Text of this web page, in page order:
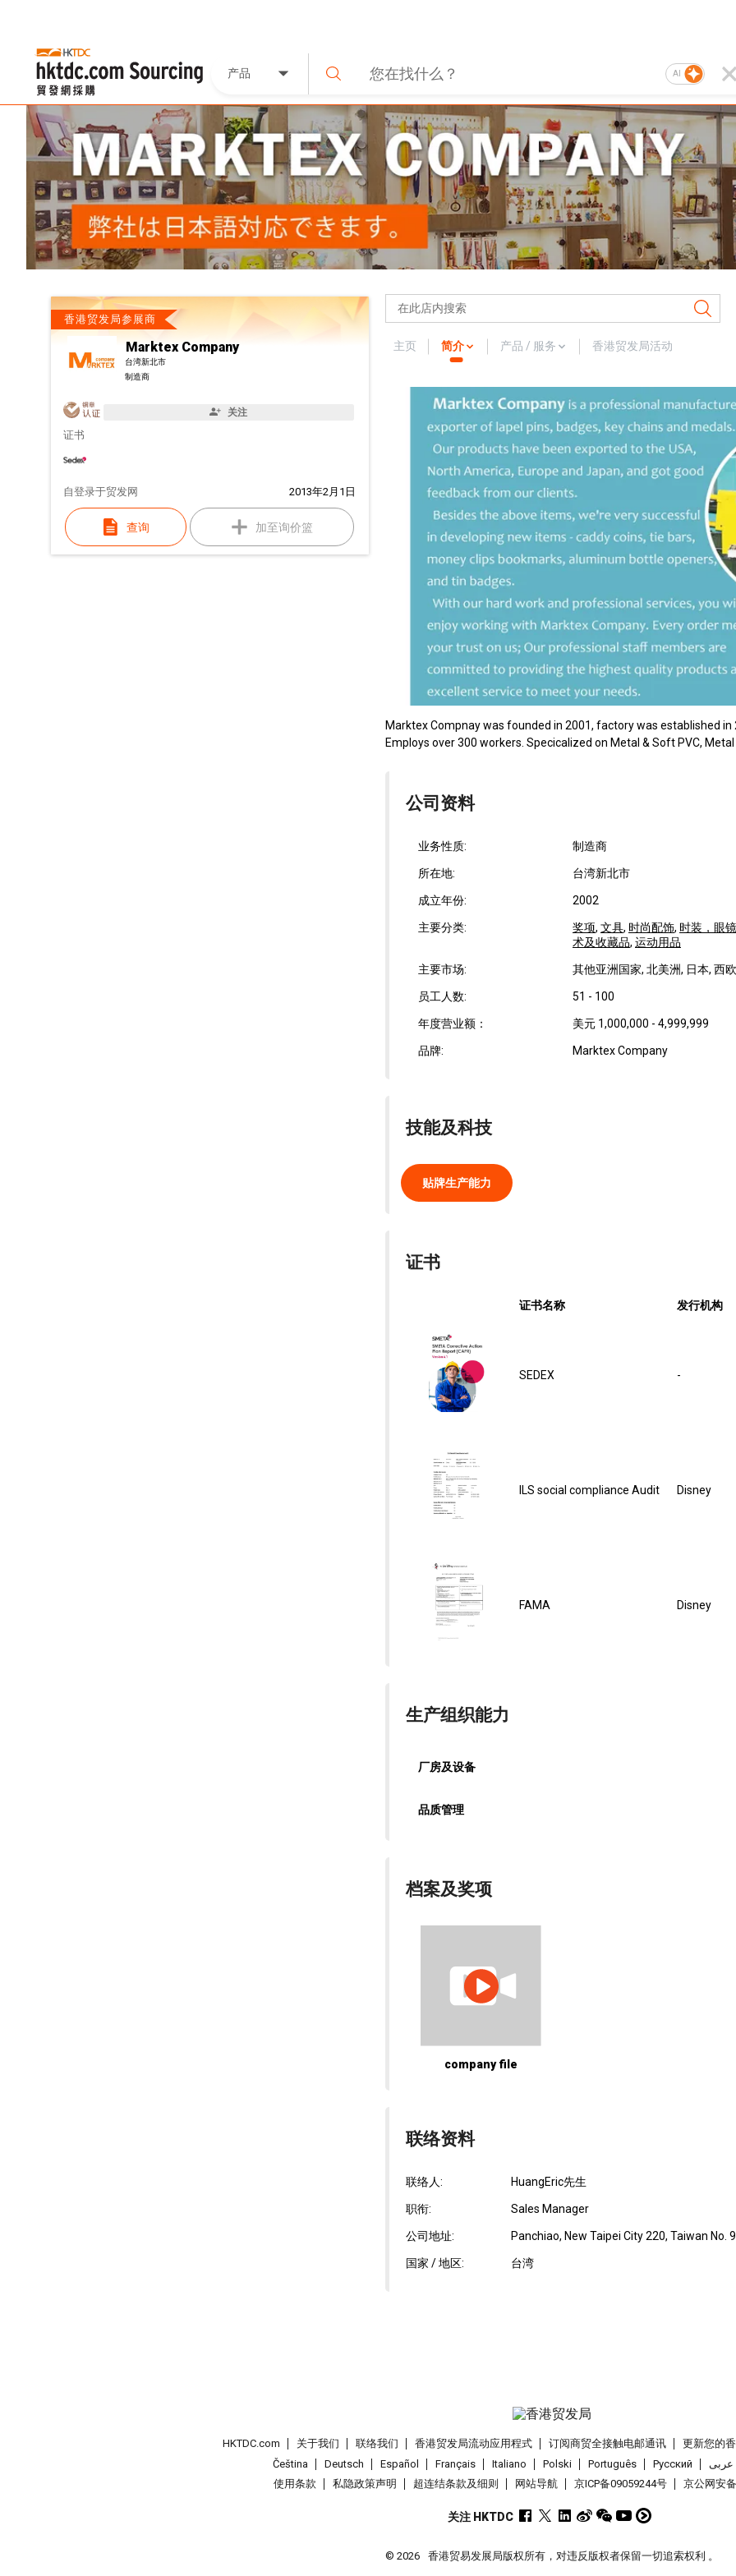
产品 AI
香港贸发局参展商
Marktex Company
台湾新北市
制造商
关注
证书
自 2013年2月1日
登录于贸发网
查询 加至询价篮
主页 简介 产品 / 服务 香港贸发局活动
Marktex Compnay was founded in 2001, factory was established
Employs over 300 workers. Specicalized on Metal & Soft PVC, Metal
公司资料
业务性质: 制造商
所在地: 台湾新北市
成立年份: 2002
主要分类: 奖项, 文具, 时尚配饰, 时装，眼
术及收藏品, 运动用品
主要市场: 其他亚洲国家, 北美洲, 日本, 西欧
员工人数: 51 - 100
年度营业额： 美元 1,000,000 - 4,999,999
品牌: Marktex Company
技能及科技
贴牌生产能力
证书
证书名称 发行机构
SEDEX -
ILS social compliance Audit Disney
FAMA Disney
生产组织能力
厂房及设备
品质管理
档案及奖项
company file
联络资料
联络人: HuangEric先生
职衔: Sales Manager
公司地址: Panchiao, New Taipei City 220, Taiwan No.
国家 / 地区: 台湾
HKTDC.com 关于我们 联络我们 香港贸发局流动应用程式 订阅商贸全接触电邮通讯 更新您的
Čeština
Deutsch Español Français Italiano Polski Português Pусский عربى
使用条款
私隐政策声明 超连结条款及细则 网站导航 京ICP备09059244号 京公网安
关注 HKTDC
© 2026 香港贸易发展局版权所有，对违反版权者保留一切追索权利 。